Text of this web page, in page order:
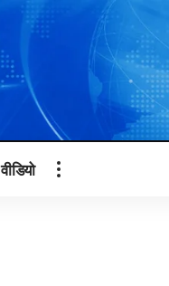
वीडियो